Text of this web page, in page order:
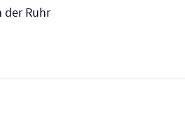
der Ruhr